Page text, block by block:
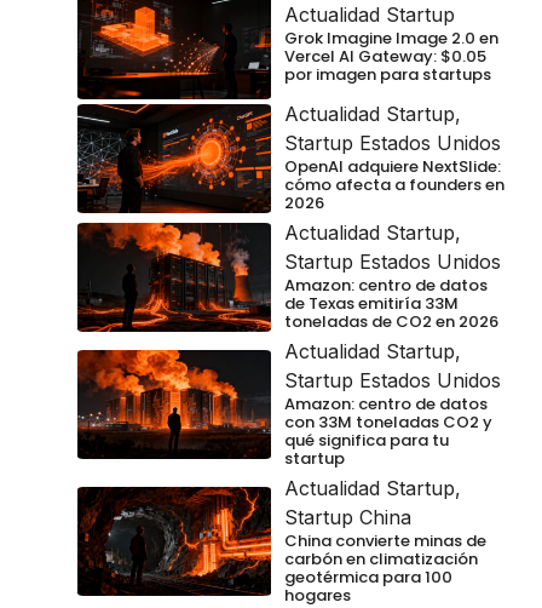
Actualidad Startup
Grok Imagine Image 2.0 en
Vercel AI Gateway: $0.05
por imagen para startups
Actualidad Startup,
Startup Estados Unidos
OpenAI adquiere NextSlide:
cómo afecta a founders en
2026
Actualidad Startup,
Startup Estados Unidos
Amazon: centro de datos
de Texas emitiría 33M
toneladas de CO2 en 2026
Actualidad Startup,
Startup Estados Unidos
Amazon: centro de datos
con 33M toneladas CO2 y
qué significa para tu
startup
Actualidad Startup,
Startup China
China convierte minas de
carbón en climatización
geotérmica para 100
hogares